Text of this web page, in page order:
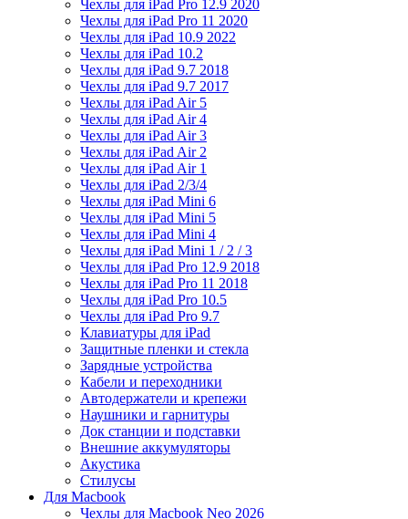
Чехлы для iPad Pro 12.9 2020
Чехлы для iPad Pro 11 2020
Чехлы для iPad 10.9 2022
Чехлы для iPad 10.2
Чехлы для iPad 9.7 2018
Чехлы для iPad 9.7 2017
Чехлы для iPad Air 5
Чехлы для iPad Air 4
Чехлы для iPad Air 3
Чехлы для iPad Air 2
Чехлы для iPad Air 1
Чехлы для iPad 2/3/4
Чехлы для iPad Mini 6
Чехлы для iPad Mini 5
Чехлы для iPad Mini 4
Чехлы для iPad Mini 1 / 2 / 3
Чехлы для iPad Pro 12.9 2018
Чехлы для iPad Pro 11 2018
Чехлы для iPad Pro 10.5
Чехлы для iPad Pro 9.7
Клавиатуры для iPad
Защитные пленки и стекла
Зарядные устройства
Кабели и переходники
Автодержатели и крепежи
Наушники и гарнитуры
Док станции и подставки
Внешние аккумуляторы
Акустика
Стилусы
Для Macbook
Чехлы для Macbook Neo 2026